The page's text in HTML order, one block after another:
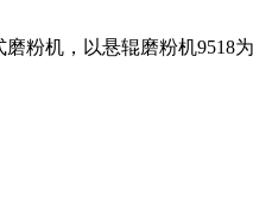
粉机，以悬辊磨粉机9518